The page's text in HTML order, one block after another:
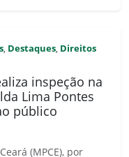
, Destaques, Direitos
inspeção na
Lima Pontes
público
(MPCE), por